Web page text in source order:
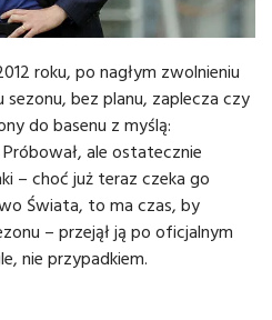
roku, po nagłym zwolnieniu
sezonu, bez planu, zaplecza czy
do basenu z myślą:
ale ostatecznie
– choć już teraz czeka go
Świata, to ma czas, by
– przejął ją po oficjalnym
nie przypadkiem.